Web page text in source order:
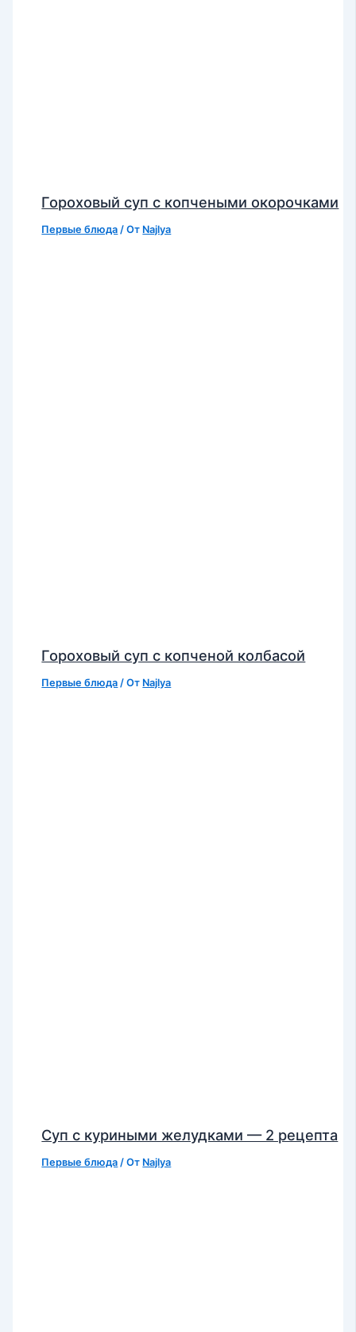
Гороховый суп с копчеными окорочками
Первые блюда / От Najlya
Гороховый суп с копченой колбасой
Первые блюда / От Najlya
Суп с куриными желудками — 2 рецепта
Первые блюда / От Najlya